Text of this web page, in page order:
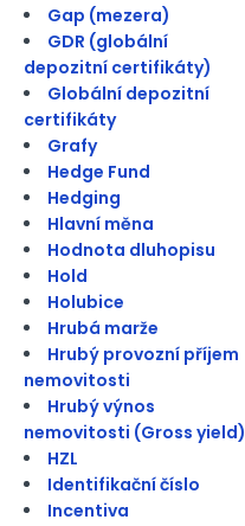
Gap (mezera)
GDR (globální
depozitní certifikáty)
Globální depozitní
certifikáty
Grafy
Hedge Fund
Hedging
Hlavní měna
Hodnota dluhopisu
Hold
Holubice
Hrubá marže
Hrubý provozní příjem
nemovitosti
Hrubý výnos
nemovitosti (Gross yield)
HZL
Identifikační číslo
Incentiva